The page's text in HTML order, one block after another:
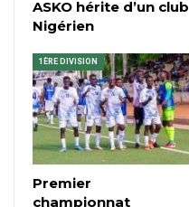
ASKO hérite d’un club
Nigérien
1ÈRE DIVISION
Premier
championnat